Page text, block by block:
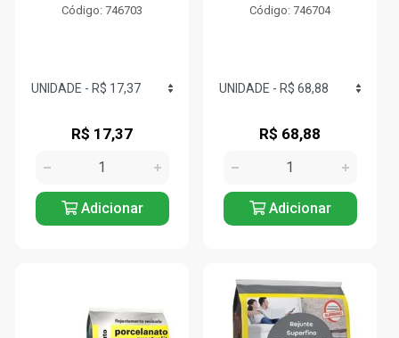
Código: 746703
R$ 17,37
Adicionar
Código: 746704
R$ 68,88
Adicionar